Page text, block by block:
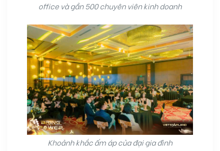
office và gần 500 chuyên viên kinh doanh
Khoảnh khắc ấm áp của đại gia đình